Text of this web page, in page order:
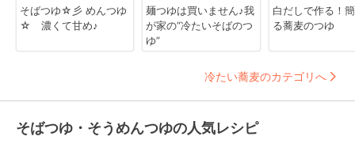
そばつゆ☆彡 めんつゆ
☆ 濃くて甘め♪
麺つゆは買いません♪我
が家の“冷たいそばのつ
ゆ”
白だしで作る！
る蕎麦のつゆ
冷たい蕎麦のカテゴリへ
そばつゆ・そうめんつゆの人気レシピ